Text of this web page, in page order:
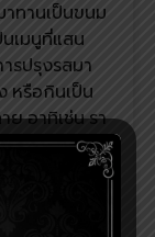
ทานเป็นขนม
เมนูที่แสน
รปรุงรสมา
หรือกินเป็น
ย อาทิเช่น รา
มรสชาติให้
ด หาเพื่อนมา
นกอง การัน